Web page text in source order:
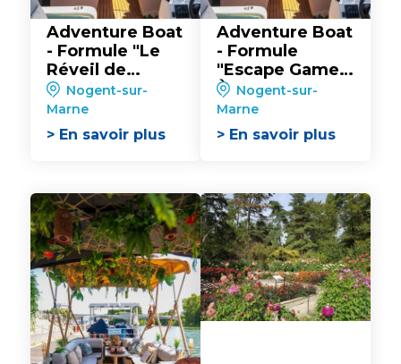
Adventure Boat
- Formule "Le
Réveil de
l’Aventurier"
Nogent-sur-
Marne
> En savoir plus
Adventure Boat
- Formule
"Escape Game :
À la recherche
du Totem
Perdu"
Nogent-sur-
Marne
> En savoir plus